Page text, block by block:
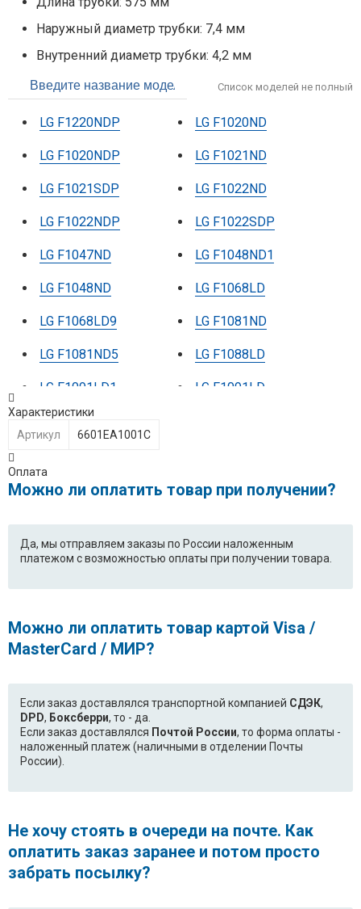
Наружный диаметр трубки: 7,4 мм
Внутренний диаметр трубки: 4,2 мм
Список моделей не полный
LG F1220NDP LG F1020ND
LG F1020NDP LG F1021ND
LG F1021SDP LG F1022ND
LG F1022NDP LG F1022SDP
LG F1047ND LG F1048ND1
LG F1048ND LG F1068LD
LG F1068LD9 LG F1081ND
LG F1081ND5 LG F1088LD
LG F1091LD1 LG F1091LD
LG F1092MD
LG F1092ND1 LG F1096ND3
LG F1203NDP LG F1203NDP5
LG F1211NDP LG F1221SDP
LG F1222SDP
LG F1247ND
LG F1248ND LG F1256MD1
LG F1256ND
LG F1256NDP1 LG F1268LD1
LG F1056LDP LG F1056MDP
Характеристики
Артикул
6601EA1001C
Оплата
Можно ли оплатить товар при получении?
Да, мы отправляем заказы по России наложенным
платежом с возможностью оплаты при получении товара.
Можно ли оплатить товар картой Visa /
MasterCard / МИР?
Если заказ доставлялся транспортной компанией СДЭК,
DPD, Боксберри, то - да.
Если заказ доставлялся Почтой России, то форма оплаты -
наложенный платеж (наличными в отделении Почты
России).
Не хочу стоять в очереди на почте. Как
оплатить заказ заранее и потом просто
забрать посылку?